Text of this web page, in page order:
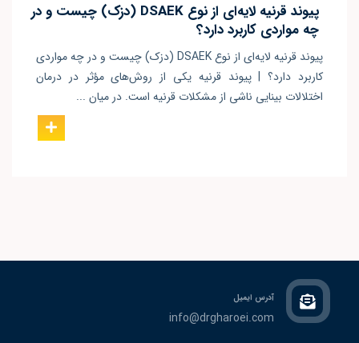
پیوند قرنیه لایه‌ای از نوع DSAEK (دزک) چیست و در
چه مواردی کاربرد دارد؟
پیوند قرنیه لایه‌ای از نوع DSAEK (دزک) چیست و در چه مواردی
کاربرد دارد؟ | پیوند قرنیه یکی از روش‌های مؤثر در درمان
اختلالات بینایی ناشی از مشکلات قرنیه است. در میان ...
آدرس ایمیل
info@drgharoei.com